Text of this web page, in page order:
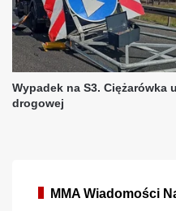
MMA Wiadomości